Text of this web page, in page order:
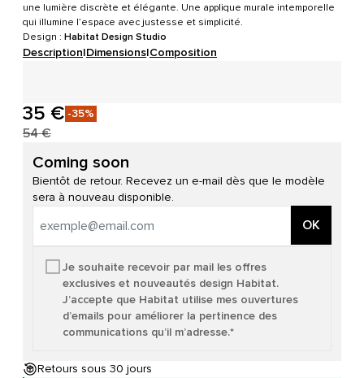
une lumière discrète et élégante. Une applique murale intemporelle
qui illumine l’espace avec justesse et simplicité.
Design : Habitat Design Studio
Description|Dimensions|Composition
35 € -35%
54 €
Coming soon
Bientôt de retour. Recevez un e-mail dès que le modèle
sera à nouveau disponible.
OK
Je souhaite recevoir par mail les offres
exclusives et nouveautés design Habitat.
J’accepte que Habitat utilise mes ouvertures
d’emails pour améliorer la pertinence des
communications qu’il m’adresse.*
Retours sous 30 jours